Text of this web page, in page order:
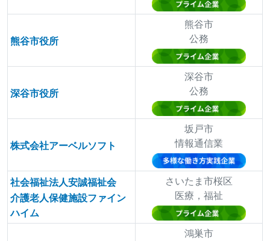
熊谷市役所
熊谷市
公務
深谷市役所
深谷市
公務
株式会社アーベルソフト
坂戸市
情報通信業
社会福祉法人安誠福祉会
介護老人保健施設ファイン
ハイム
さいたま市桜区
医療，福祉
鴻巣市